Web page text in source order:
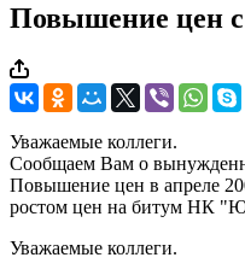
Повышение цен с
Уважаемые коллеги.
Сообщаем Вам о
Повышение цен в апреле
ростом цен на битум НК
Уважаемые коллеги.